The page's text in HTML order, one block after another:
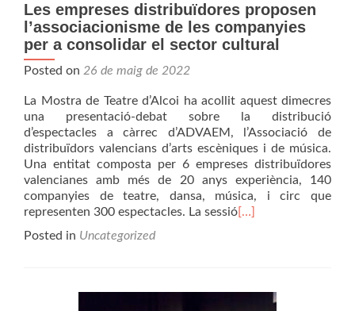
Les empreses distribuïdores proposen
l’associacionisme de les companyies
per a consolidar el sector cultural
Posted on 26 de maig de 2022
La Mostra de Teatre d’Alcoi ha acollit aquest dimecres
una presentació-debat sobre la distribució
d’espectacles a càrrec d’ADVAEM, l’Associació de
distribuïdors valencians d’arts escèniques i de música.
Una entitat composta per 6 empreses distribuïdores
valencianes amb més de 20 anys experiència, 140
companyies de teatre, dansa, música, i circ que
representen 300 espectacles. La sessió […]
Posted in Uncategorized